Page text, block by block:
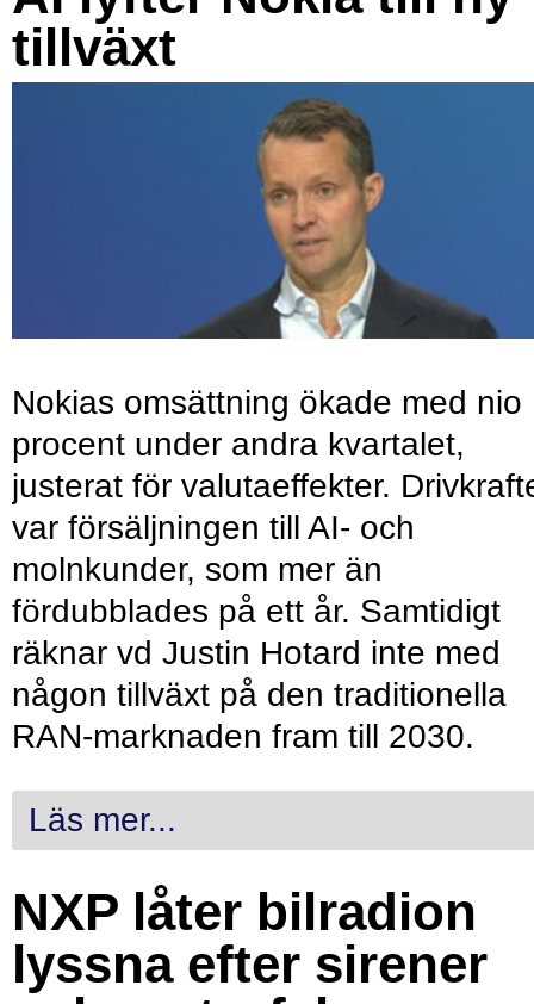
tillväxt
Nokias omsättning ökade med nio
procent under andra kvartalet,
justerat för valutaeffekter.
var försäljningen till AI- och
molnkunder, som mer än
fördubblades på ett år. Samtidigt
räknar vd Justin Hotard inte med
någon tillväxt på den traditionella
RAN-marknaden fram till 2030.
Läs mer...
NXP låter bilradion
lyssna efter sirener